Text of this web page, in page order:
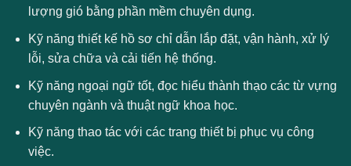
lượng gió bằng phần mềm chuyên dụng.
Kỹ năng thiết kế hồ sơ chỉ dẫn lắp đặt, vận hành, xử lý
lỗi, sửa chữa và cải tiến hệ thống.
Kỹ năng ngoại ngữ tốt, đọc hiểu thành thạo các từ vựng
chuyên ngành và thuật ngữ khoa học.
Kỹ năng thao tác với các trang thiết bị phục vụ công
việc.